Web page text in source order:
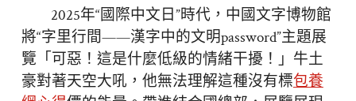
2025年“國際中文日”時代，中國文字博物館
將“字里行間——漢字中的文明password”主題展
覽「可惡！這是什麼低級的情緒干擾！」牛土
豪對著天空大吼，他無法理解這種沒有標包養